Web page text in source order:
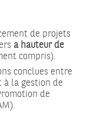
de projets
à hauteur de
compris).
conclues entre
à la gestion de
de